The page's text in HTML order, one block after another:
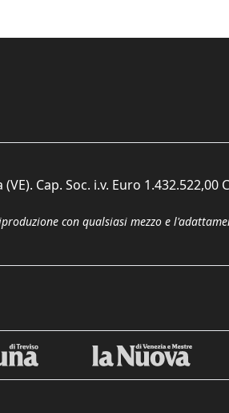
Cap. Soc. i.v. Euro 1.432.522,00
con qualsiasi mezzo e